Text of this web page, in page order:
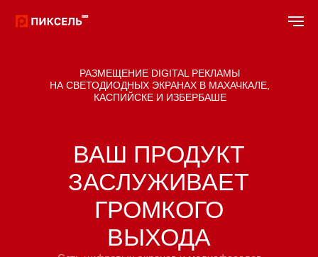
ГРОМКОГО
ВЫХОДА
Сеть цифровых экранов и медиафасадов
выхода в эфир
КАСПИЙСКЕ И ИЗБЕРБАШЕ